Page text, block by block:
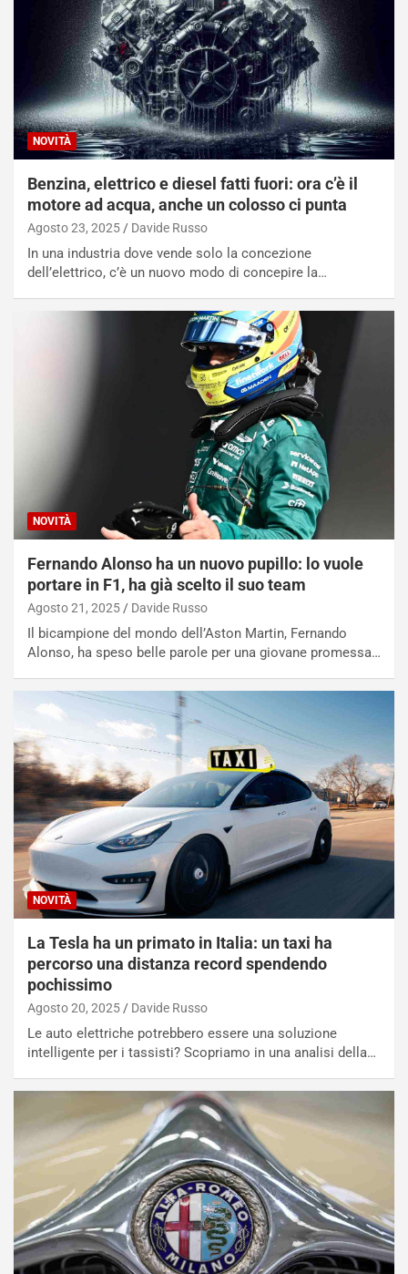
NOVITÀ
Benzina, elettrico e diesel fatti fuori: ora c’è il
motore ad acqua, anche un colosso ci punta
Agosto 23, 2025 Davide Russo
In una industria dove vende solo la concezione
dell’elettrico, c’è un nuovo modo di concepire la…
NOVITÀ
Fernando Alonso ha un nuovo pupillo: lo vuole
portare in F1, ha già scelto il suo team
Agosto 21, 2025 Davide Russo
Il bicampione del mondo dell’Aston Martin, Fernando
Alonso, ha speso belle parole per una giovane promessa…
NOVITÀ
La Tesla ha un primato in Italia: un taxi ha
percorso una distanza record spendendo
pochissimo
Agosto 20, 2025 Davide Russo
Le auto elettriche potrebbero essere una soluzione
intelligente per i tassisti? Scopriamo in una analisi della…